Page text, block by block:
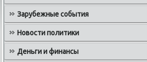
Зарубежные события
Новости политики
Деньги и финансы